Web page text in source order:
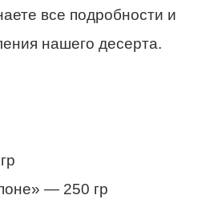
все подробности и
нашего десерта.
— 250 гр